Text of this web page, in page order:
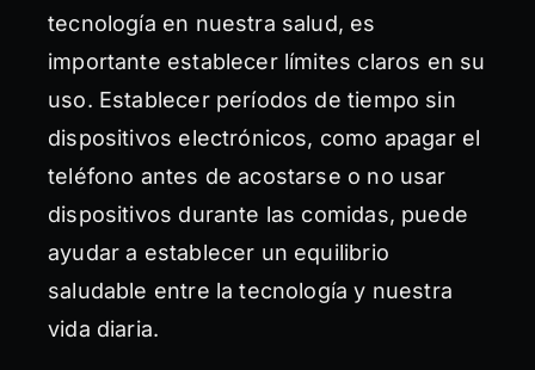
tecnología en nuestra salud, es
importante establecer límites claros en su
uso. Establecer períodos de tiempo sin
dispositivos electrónicos, como apagar el
teléfono antes de acostarse o no usar
dispositivos durante las comidas, puede
ayudar a establecer un equilibrio
saludable entre la tecnología y nuestra
vida diaria.